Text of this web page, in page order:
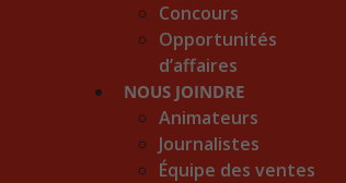
Concours
Opportunités
d’affaires
NOUS JOINDRE
Animateurs
Journalistes
Équipe des ventes